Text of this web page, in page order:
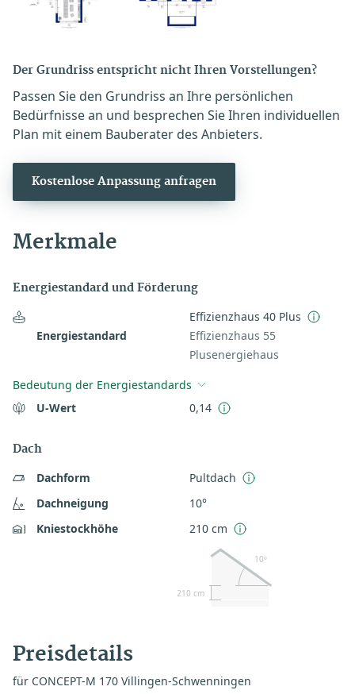
Der Grundriss entspricht nicht Ihren Vorstellungen?
Passen Sie den Grundriss an Ihre persönlichen
Bedürfnisse an und besprechen Sie Ihren individuellen
Plan mit einem Bauberater des Anbieters.
Kostenlose Anpassung anfragen
Merkmale
Energiestandard und Förderung
Energiestandard
Effizienzhaus 40 Plus
Effizienzhaus 55
Plusenergiehaus
Bedeutung der Energiestandards
U-Wert
0,14
Dach
Dachform
Pultdach
Dachneigung
10°
Kniestockhöhe
210 cm
210 cm
10º
Preisdetails
für CONCEPT-M 170 Villingen-Schwenningen